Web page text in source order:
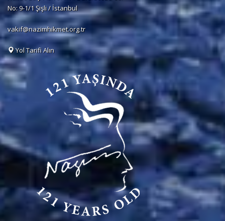
No: 9-1/1 Şişli / İstanbul
vakif@nazimhikmet.org.tr
Yol Tarifi Alın